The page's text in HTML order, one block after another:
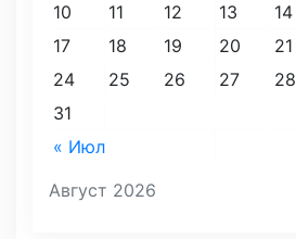
Август 2026
« Июл
10
11 12 13 14
17
18 19 20 21
24
25 26 27 28
31